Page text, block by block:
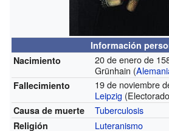
Información
Nacimiento
20 de enero de
Grünhain (
Fallecimiento
19 de noviembre
Leipzig
Causa de muerte Tuberculosis
Religión Luteranismo